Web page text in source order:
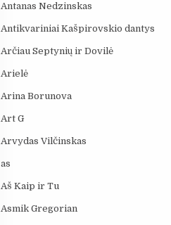
Antanas Nedzinskas
Antikvariniai Kašpirovskio dantys
Arčiau Septynių ir Dovilė
Arielė
Arina Borunova
Art G
Arvydas Vilčinskas
as
Aš Kaip ir Tu
Asmik Gregorian